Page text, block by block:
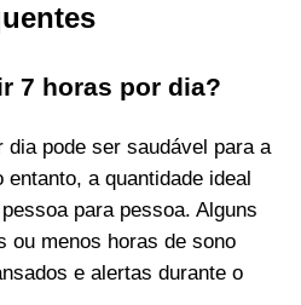
7 horas por dia?
pode ser saudável para a
a quantidade ideal
para pessoa. Alguns
ou menos horas de sono
e alertas durante o